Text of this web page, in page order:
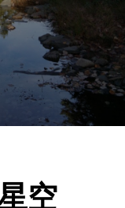
空